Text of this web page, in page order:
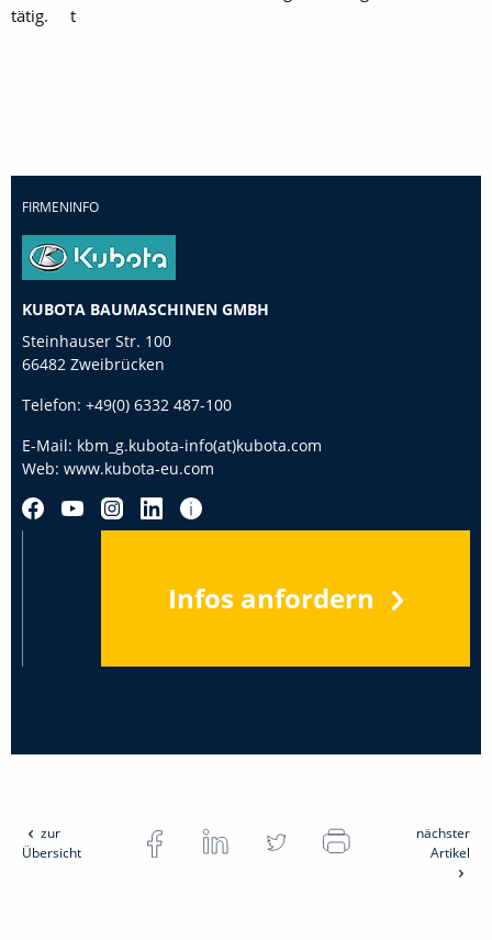
tätig. t
FIRMENINFO
KUBOTA BAUMASCHINEN GMBH
Steinhauser Str. 100
66482 Zweibrücken
Telefon: +49(0) 6332 487-100
E-Mail: kbm_g.kubota-info(at)kubota.com
Web: www.kubota-eu.com
Infos anfordern
zur
Übersicht
nächster
Artikel